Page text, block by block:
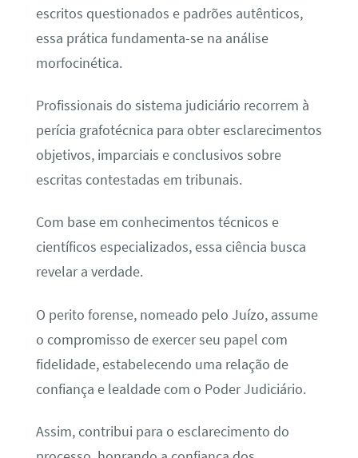
escritos questionados e padrões autênticos,
essa prática fundamenta-se na análise
morfocinética.
Profissionais do sistema judiciário recorrem à
perícia grafotécnica para obter esclarecimentos
objetivos, imparciais e conclusivos sobre
escritas contestadas em tribunais.
Com base em conhecimentos técnicos e
científicos especializados, essa ciência busca
revelar a verdade.
O perito forense, nomeado pelo Juízo, assume
o compromisso de exercer seu papel com
fidelidade, estabelecendo uma relação de
confiança e lealdade com o Poder Judiciário.
Assim, contribui para o esclarecimento do